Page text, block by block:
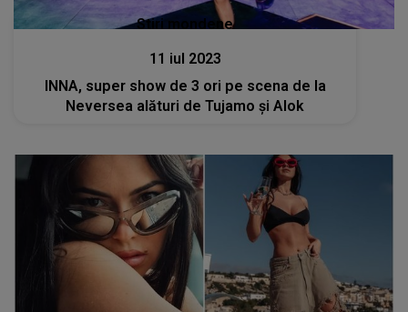
Stiri mondene
11 iul 2023
INNA, super show de 3 ori pe scena de la
Neversea alături de Tujamo și Alok